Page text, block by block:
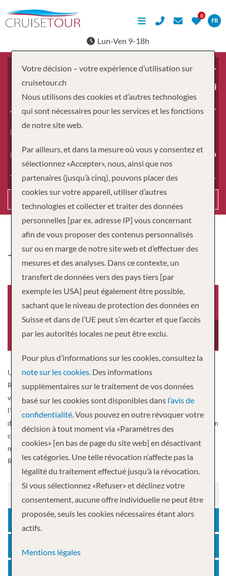
FR
Lun-Ven 9-18h
À partir du
Adultes
Enfants
Durée
Type de voyage
JEWEL OF THE SEAS
Année de construction
2004
Equipage
859
Un des plus récents navires de croisière, le Jewel of the Seas de
Royal Caribbean offre l’expérience ultime « en mer » en combinant
vitesse, plus de confort, plus d’espace, la vue panoramique sur
l’océan et le personnel exceptionnel engagé au service de tous vos
désirs. Ses caractéristiques spectaculaires comprennent le Centrum
construit sur dix étages de verre, des ascenseurs en verre face à la
mer, et le plus haut pourcentage de cabines extérieures de la flotte
Royal Caribbean.
LA RELAXATION
Votre décision – votre expérience d’utilisation sur
cruisetour.ch
Nous utilisons des cookies et d’autres technologies
qui sont nécessaires pour les services et les fonctions
de notre site web.
Par ailleurs, et dans la mesure où vous y consentez et
sélectionnez «Accepter», nous, ainsi que nos
partenaires (jusqu’à cinq), pouvons placer des
cookies sur votre appareil, utiliser d’autres
technologies et collecter et traiter des données
personnelles [par ex. adresse IP] vous concernant
afin de vous proposer des contenus personnalisés
sur ou en marge de notre site web et d’effectuer des
mesures et des analyses. Dans ce contexte, un
transfert de données vers des pays tiers [par
exemple les USA] peut également être possible,
sachant que le niveau de protection des données en
Suisse et dans de l’UE peut s’en écarter et que l’accès
par les autorités locales ne peut être exclu.
Pour plus d’informations sur les cookies, consultez la
note sur les cookies. Des informations
supplémentaires sur le traitement de vos données
basé sur les cookies sont disponibles dans l’avis de
confidentialité.Vous pouvez en outre révoquer votre
décision à tout moment via «Paramètres des
cookies» [en bas de page du site web] en désactivant
les catégories. Une telle révocation n’affecte pas la
légalité du traitement effectué jusqu’à la révocation.
Si vous sélectionnez «Refuser» et déclinez votre
consentement, aucune offre individuelle ne peut être
proposée, seuls les cookies nécessaires étant alors
actifs.
Mentions légales